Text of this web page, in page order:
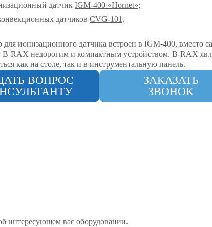
датчик IGM-400 «Hornet»;
датчиков CVG-101 .
для ионизационного датчика встроен в IGM-400, вместо
B-RAX недорогим и компактным устройством. B-RAX
как на столе, так и в инструментальную панель.
ВОПРОС
ЗАКАЗАТЬ
ЗВОНОК
интересующем вас оборудовании.